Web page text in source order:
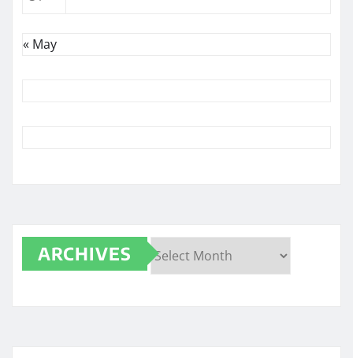
« May
ARCHIVES